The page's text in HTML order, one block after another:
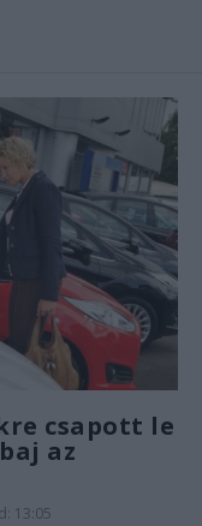
csapott le
az
13:05